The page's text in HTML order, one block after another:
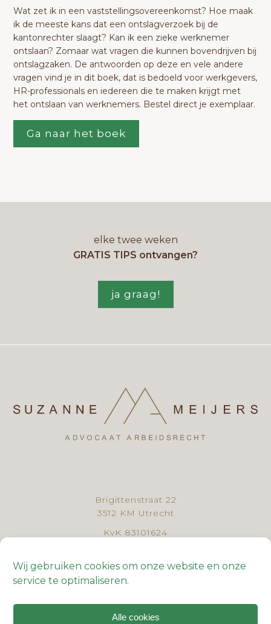
Wij gebruiken cookies om onze website en onze
service te optimaliseren.
Alle cookies
Wat zet ik in een vaststellingsovereenkomst? Hoe maak
ik de meeste kans dat een ontslagverzoek bij de
kantonrechter slaagt? Kan ik een zieke werknemer
ontslaan? Zomaar wat vragen die kunnen bovendrijven bij
ontslagzaken. De antwoorden op deze en vele andere
vragen vind je in dit boek, dat is bedoeld voor werkgevers,
HR-professionals en iedereen die te maken krijgt met
het ontslaan van werknemers. Bestel direct je exemplaar.
Ga naar het boek
elke twee weken
GRATIS TIPS ontvangen?
ja graag!
Brigittenstraat 22
3512 KM Utrecht
KvK 83101624
030 - 307 44 61
Algemene voorwaarden
Cookiebeleid